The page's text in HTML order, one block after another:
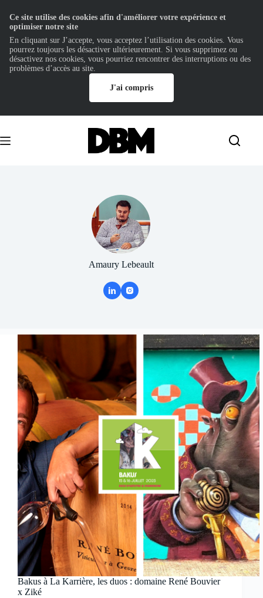
contenu
Amaury Lebeault
Bakus à La Karrière, les duos : domaine René Bouvier
x Ziké
Ce site utilise des cookies afin d'améliorer votre expérience et
optimiser notre site
En cliquant sur J’accepte, vous acceptez l’utilisation des cookies. Vous
pourrez toujours les désactiver ultérieurement. Si vous supprimez ou
désactivez nos cookies, vous pourriez rencontrer des interruptions ou des
problèmes d’accès au site.
J'ai compris